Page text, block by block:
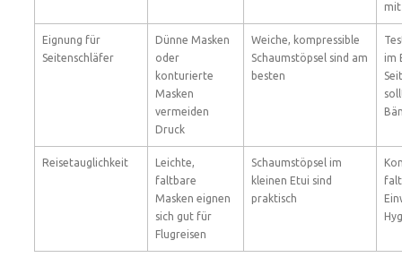
mit
Eignung für
Seitenschläfer
Dünne Masken
oder
konturierte
Masken
vermeiden
Druck
Weiche, kompressible
Schaumstöpsel sind am
besten
im
Reisetauglichkeit
Leichte,
faltbare
Masken eignen
sich gut für
Flugreisen
Schaumstöpsel im
kleinen Etui sind
praktisch